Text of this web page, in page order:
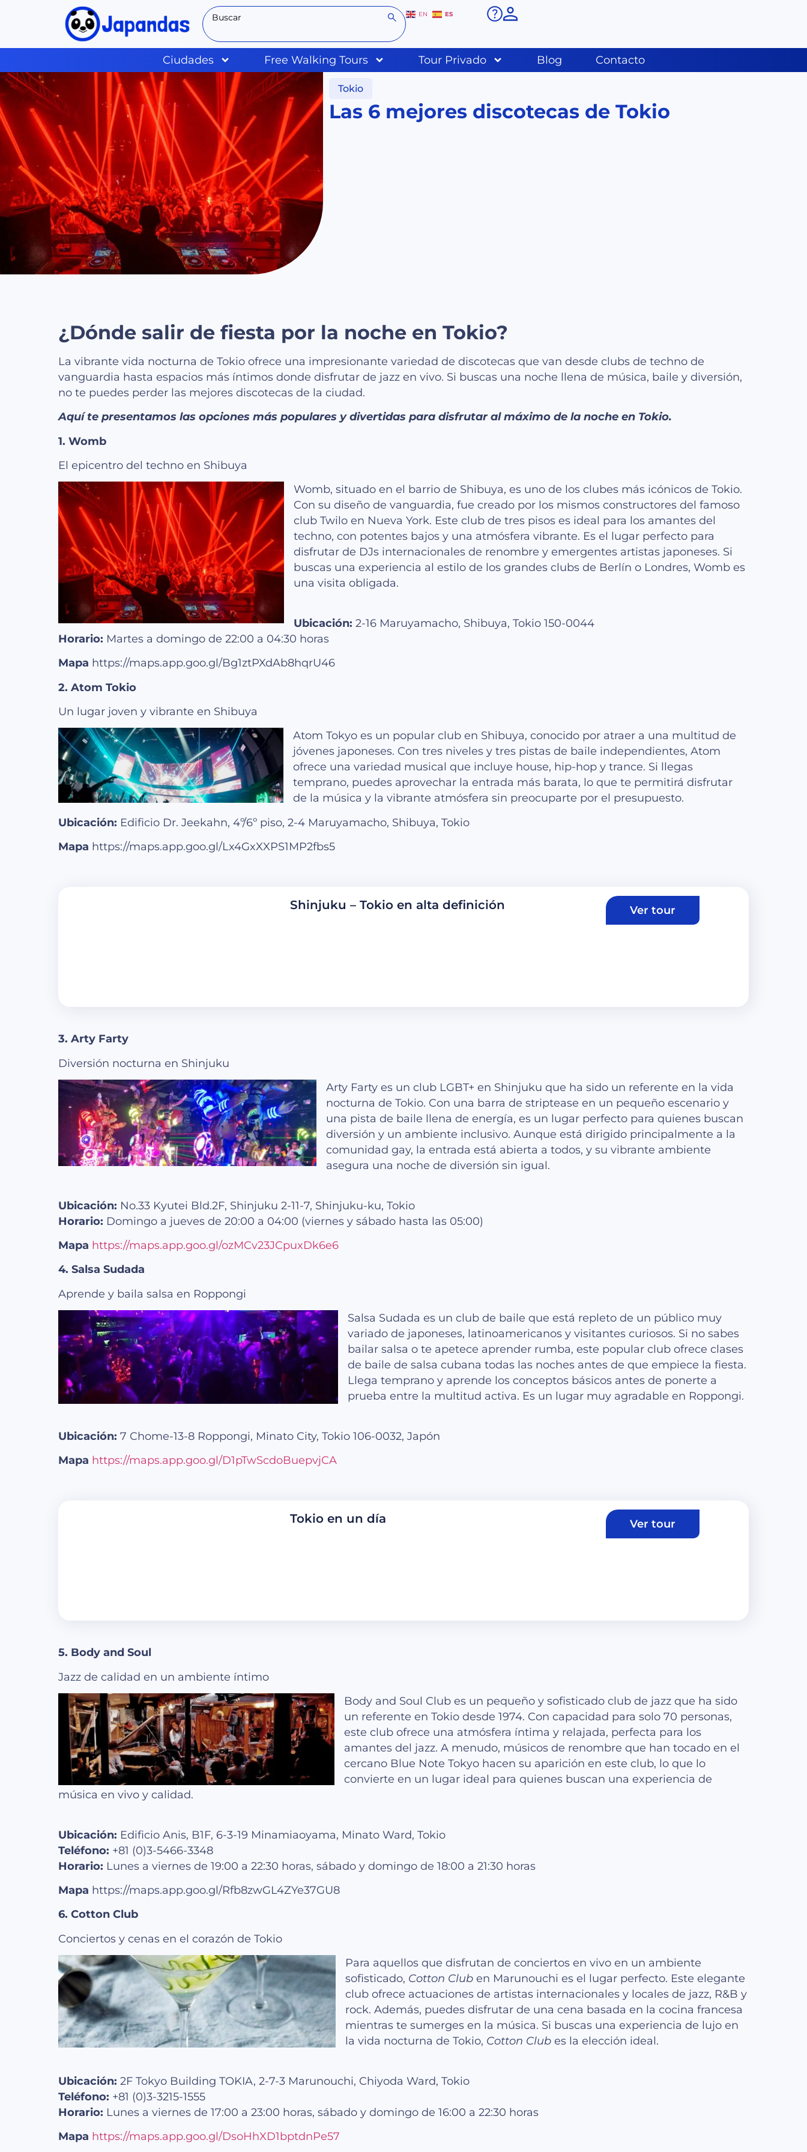
EN ES
Ciudades Free Walking Tours Tour Privado Blog Contacto
Tokio
Las 6 mejores discotecas de Tokio
¿Dónde salir de fiesta por la noche en Tokio?
La vibrante vida nocturna de Tokio ofrece una impresionante variedad de discotecas que van desde clubs de techno de
vanguardia hasta espacios más íntimos donde disfrutar de jazz en vivo. Si buscas una noche llena de música, baile y diversión,
no te puedes perder las mejores discotecas de la ciudad.
Aquí te presentamos las opciones más populares y divertidas para disfrutar al máximo de la noche en Tokio.
1. Womb
El epicentro del techno en Shibuya
Womb, situado en el barrio de Shibuya, es uno de los clubes más icónicos de Tokio.
Con su diseño de vanguardia, fue creado por los mismos constructores del famoso
club Twilo en Nueva York. Este club de tres pisos es ideal para los amantes del
techno, con potentes bajos y una atmósfera vibrante. Es el lugar perfecto para
disfrutar de DJs internacionales de renombre y emergentes artistas japoneses. Si
buscas una experiencia al estilo de los grandes clubs de Berlín o Londres, Womb es
una visita obligada.
Ubicación: 2-16 Maruyamacho, Shibuya, Tokio 150-0044
Horario: Martes a domingo de 22:00 a 04:30 horas
Mapa https://maps.app.goo.gl/Bg1ztPXdAb8hqrU46
2. Atom Tokio
Un lugar joven y vibrante en Shibuya
Atom Tokyo es un popular club en Shibuya, conocido por atraer a una multitud de
jóvenes japoneses. Con tres niveles y tres pistas de baile independientes, Atom
ofrece una variedad musical que incluye house, hip-hop y trance. Si llegas
temprano, puedes aprovechar la entrada más barata, lo que te permitirá disfrutar
de la música y la vibrante atmósfera sin preocuparte por el presupuesto.
Ubicación: Edificio Dr. Jeekahn, 4º/6º piso, 2-4 Maruyamacho, Shibuya, Tokio
Mapa https://maps.app.goo.gl/Lx4GxXXPS1MP2fbs5
Shinjuku – Tokio en alta definición Ver tour
3. Arty Farty
Diversión nocturna en Shinjuku
Arty Farty es un club LGBT+ en Shinjuku que ha sido un referente en la vida
nocturna de Tokio. Con una barra de striptease en un pequeño escenario y
una pista de baile llena de energía, es un lugar perfecto para quienes buscan
diversión y un ambiente inclusivo. Aunque está dirigido principalmente a la
comunidad gay, la entrada está abierta a todos, y su vibrante ambiente
asegura una noche de diversión sin igual.
Ubicación: No.33 Kyutei Bld.2F, Shinjuku 2-11-7, Shinjuku-ku, Tokio
Horario: Domingo a jueves de 20:00 a 04:00 (viernes y sábado hasta las 05:00)
Mapa https://maps.app.goo.gl/ozMCv23JCpuxDk6e6
4. Salsa Sudada
Aprende y baila salsa en Roppongi
Salsa Sudada es un club de baile que está repleto de un público muy
variado de japoneses, latinoamericanos y visitantes curiosos. Si no sabes
bailar salsa o te apetece aprender rumba, este popular club ofrece clases
de baile de salsa cubana todas las noches antes de que empiece la fiesta.
Llega temprano y aprende los conceptos básicos antes de ponerte a
prueba entre la multitud activa. Es un lugar muy agradable en Roppongi.
Ubicación: 7 Chome-13-8 Roppongi, Minato City, Tokio 106-0032, Japón
Mapa https://maps.app.goo.gl/D1pTwScdoBuepvjCA
Tokio en un día Ver tour
5. Body and Soul
Jazz de calidad en un ambiente íntimo
Body and Soul Club es un pequeño y sofisticado club de jazz que ha sido
un referente en Tokio desde 1974. Con capacidad para solo 70 personas,
este club ofrece una atmósfera íntima y relajada, perfecta para los
amantes del jazz. A menudo, músicos de renombre que han tocado en el
cercano Blue Note Tokyo hacen su aparición en este club, lo que lo
convierte en un lugar ideal para quienes buscan una experiencia de
música en vivo y calidad.
Ubicación: Edificio Anis, B1F, 6-3-19 Minamiaoyama, Minato Ward, Tokio
Teléfono: +81 (0)3-5466-3348
Horario: Lunes a viernes de 19:00 a 22:30 horas, sábado y domingo de 18:00 a 21:30 horas
Mapa https://maps.app.goo.gl/Rfb8zwGL4ZYe37GU8
6. Cotton Club
Conciertos y cenas en el corazón de Tokio
Para aquellos que disfrutan de conciertos en vivo en un ambiente
sofisticado, Cotton Club en Marunouchi es el lugar perfecto. Este elegante
club ofrece actuaciones de artistas internacionales y locales de jazz, R&B y
rock. Además, puedes disfrutar de una cena basada en la cocina francesa
mientras te sumerges en la música. Si buscas una experiencia de lujo en
la vida nocturna de Tokio, Cotton Club es la elección ideal.
Ubicación: 2F Tokyo Building TOKIA, 2-7-3 Marunouchi, Chiyoda Ward, Tokio
Teléfono: +81 (0)3-3215-1555
Horario: Lunes a viernes de 17:00 a 23:00 horas, sábado y domingo de 16:00 a 22:30 horas
Mapa https://maps.app.goo.gl/DsoHhXD1bptdnPe57